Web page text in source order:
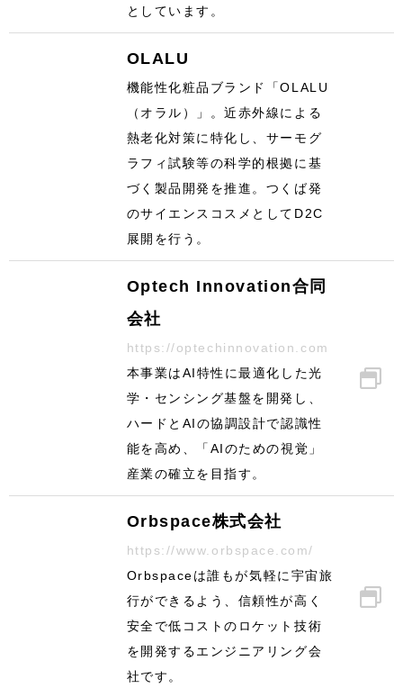
としています。
OLALU
機能性化粧品ブランド「OLALU
（オラル）」。近赤外線による
熱老化対策に特化し、サーモグ
ラフィ試験等の科学的根拠に基
づく製品開発を推進。つくば発
のサイエンスコスメとしてD2C
展開を行う。
Optech Innovation合同
会社
https://optechinnovation.com
本事業はAI特性に最適化した光
学・センシング基盤を開発し、
ハードとAIの協調設計で認識性
能を高め、「AIのための視覚」
産業の確立を目指す。
Orbspace株式会社
https://www.orbspace.com/
Orbspaceは誰もが気軽に宇宙旅
行ができるよう、信頼性が高く
安全で低コストのロケット技術
を開発するエンジニアリング会
社です。